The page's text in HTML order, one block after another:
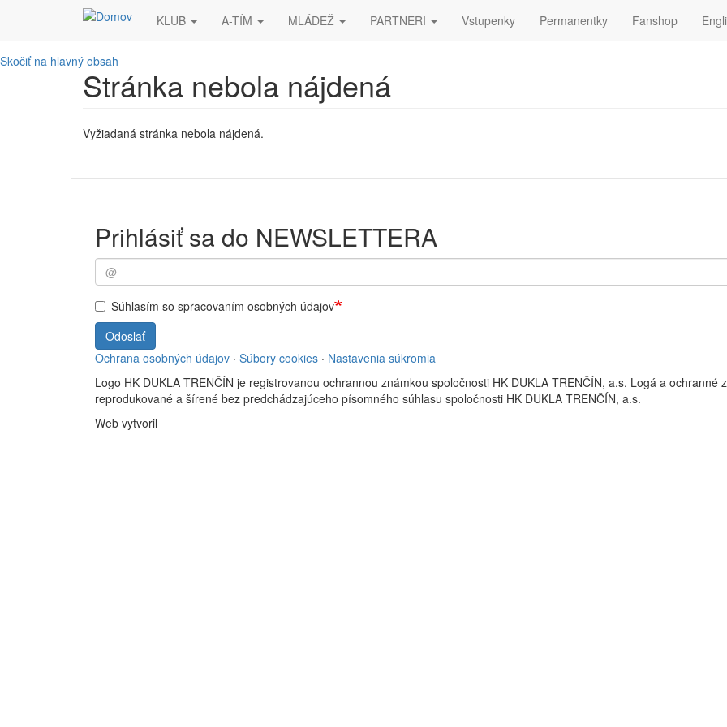
Skočiť na hlavný obsah
KLUB A-TÍM MLÁDEŽ PARTNERI Vstupenky Permanentky Fanshop
Stránka nebola nájdená
Vyžiadaná stránka nebola nájdená.
Prihlásiť sa do NEWSLETTERA
Súhlasím so spracovaním osobných údajov
Odoslať
Ochrana osobných údajov · Súbory cookies · Nastavenia súkromia
Logo HK DUKLA TRENČÍN je registrovanou ochrannou známkou spoločnosti HK DUKLA TRENČÍN, a.s. Logá a ochranné
reprodukované a šírené bez predchádzajúceho písomného súhlasu spoločnosti HK DUKLA TRENČÍN, a.s.
Web vytvoril